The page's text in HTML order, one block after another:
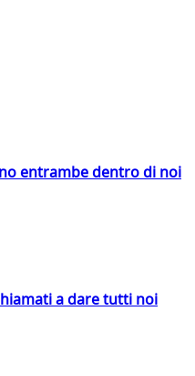
entrambe dentro di noi
a dare tutti noi